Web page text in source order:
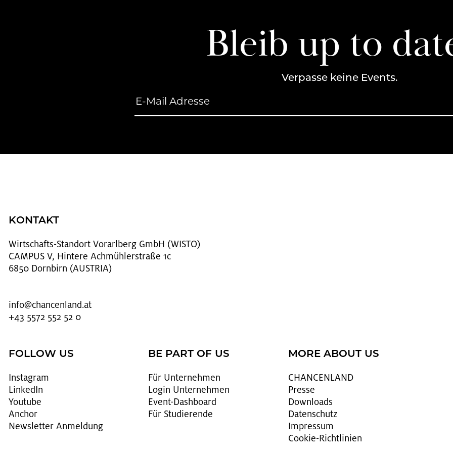
Bleib up to
Verpasse keine Events.
KONTAKT
Wirt­schafts-Stand­ort Vor­arl­berg GmbH (WISTO)
CAMPUS V, Hintere Achmühlerstraße 1c
6850 Dornbirn (AUSTRIA)
info@​chancenland.​at
+43 5572 552 52 0
FOLLOW US
In­sta­gram
Lin­kedIn
You­tube
An­chor
News­let­ter An­mel­dung
BE PART OF US
Für Un­ter­neh­men
Login Un­ter­neh­men
Event-Da­sh­board
Für Stu­die­ren­de
MORE ABOUT US
CHAN­CEN­LAND
Pres­se
Down­loads
Da­ten­schutz
Im­pres­sum
Coo­kie-Richt­li­ni­en